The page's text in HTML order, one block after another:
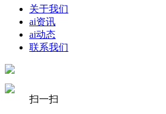
关于我们
ai资讯
ai动态
联系我们
扫一扫